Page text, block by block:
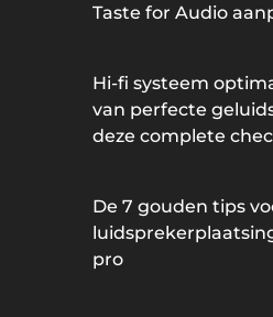
Taste for Audio
Hi-fi systeem
van perfecte
deze complete
De 7 gouden tips
pro